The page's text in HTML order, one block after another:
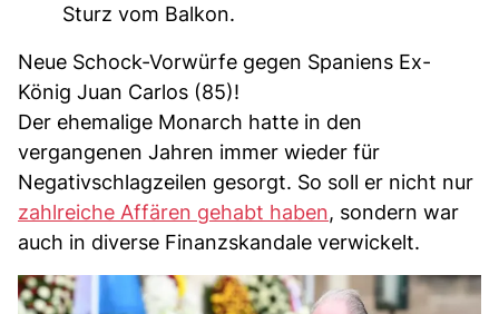
Sturz vom Balkon.
Neue Schock-Vorwürfe gegen Spaniens Ex-
König Juan Carlos (85)!
Der ehemalige Monarch hatte in den
vergangenen Jahren immer wieder für
Negativschlagzeilen gesorgt. So soll er nicht nur
zahlreiche Affären gehabt haben, sondern war
auch in diverse Finanzskandale verwickelt.